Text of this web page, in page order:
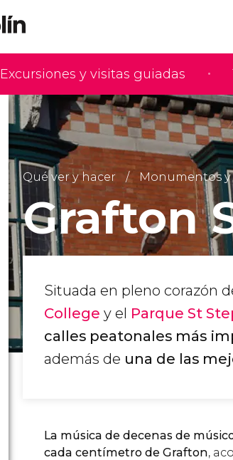
Excursiones y visitas guiadas
Qué ver y hacer Monumentos y
Grafton
Situada en pleno corazón
College y el Parque St
calles peatonales más
además de una de las
La música de decenas de
cada centímetro de Grafton,